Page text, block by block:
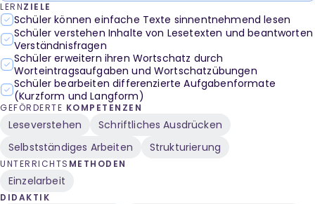
LERNZIELE
Schüler können einfache Texte sinnentnehmend lesen
Schüler verstehen Inhalte von Lesetexten und beantworten
Verständnisfragen
Schüler erweitern ihren Wortschatz durch
Worteintragsaufgaben und Wortschatzübungen
Schüler bearbeiten differenzierte Aufgabenformate
(Kurzform und Langform)
GEFÖRDERTE KOMPETENZEN
Leseverstehen
Schriftliches Ausdrücken
Selbstständiges Arbeiten
Strukturierung
UNTERRICHTS METHODEN
Einzelarbeit
DIDAKTIK